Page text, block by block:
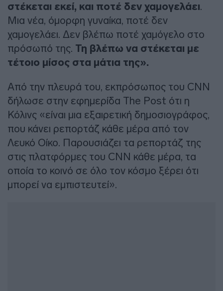
στέκεται εκεί, και ποτέ δεν χαμογελάει.
Μια νέα, όμορφη γυναίκα, ποτέ δεν
χαμογελάει. Δεν βλέπω ποτέ χαμόγελο στο
πρόσωπό της. Τη βλέπω να στέκεται με
τέτοιο μίσος στα μάτια της».
Από την πλευρά του, εκπρόσωπος του CNN
δήλωσε στην εφημερίδα The Post ότι η
Κόλινς «είναι μια εξαιρετική δημοσιογράφος,
που κάνει ρεπορτάζ κάθε μέρα από τον
Λευκό Οίκο. Παρουσιάζει τα ρεπορτάζ της
στις πλατφόρμες του CNN κάθε μέρα, τα
οποία το κοινό σε όλο τον κόσμο ξέρει ότι
μπορεί να εμπιστευτεί».